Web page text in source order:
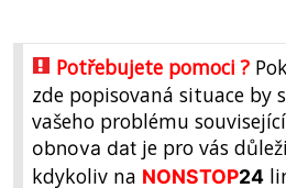
Potřebujete pomoci ?
zde popisovaná situace by
vašeho problému
obnova datje pro vás
kdykoliv na NONSTOP24